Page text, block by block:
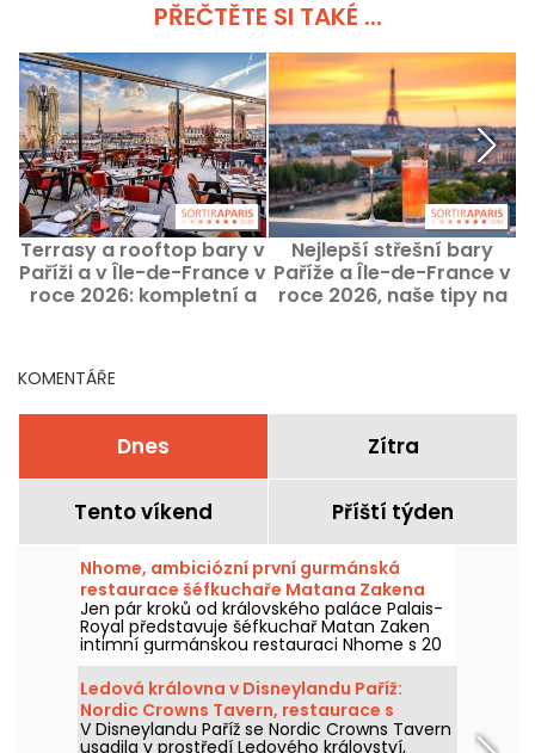
PŘEČTĚTE SI TAKÉ ...
Terrasy a rooftop bary v
Paříži a v Île-de-France v
roce 2026: kompletní a
Nejlepší střešní bary
Paříže a Île-de-France v
roce 2026, naše tipy na
KOMENTÁŘE
Dnes Zítra
Tento víkend Příští týden
Nhome, ambiciózní první gurmánská
restaurace šéfkuchaře Matana Zakena
Jen pár kroků od královského paláce Palais-
Royal představuje šéfkuchař Matan Zaken
intimní gurmánskou restauraci Nhome s 20
místy a jedinečným a ambiciózním
degustačním menu.
Ledová královna v Disneylandu Paříž:
Nordic Crowns Tavern, restaurace s
autentickými severskými specialitami
V Disneylandu Paříž se Nordic Crowns Tavern
usadila v prostředí Ledového království,